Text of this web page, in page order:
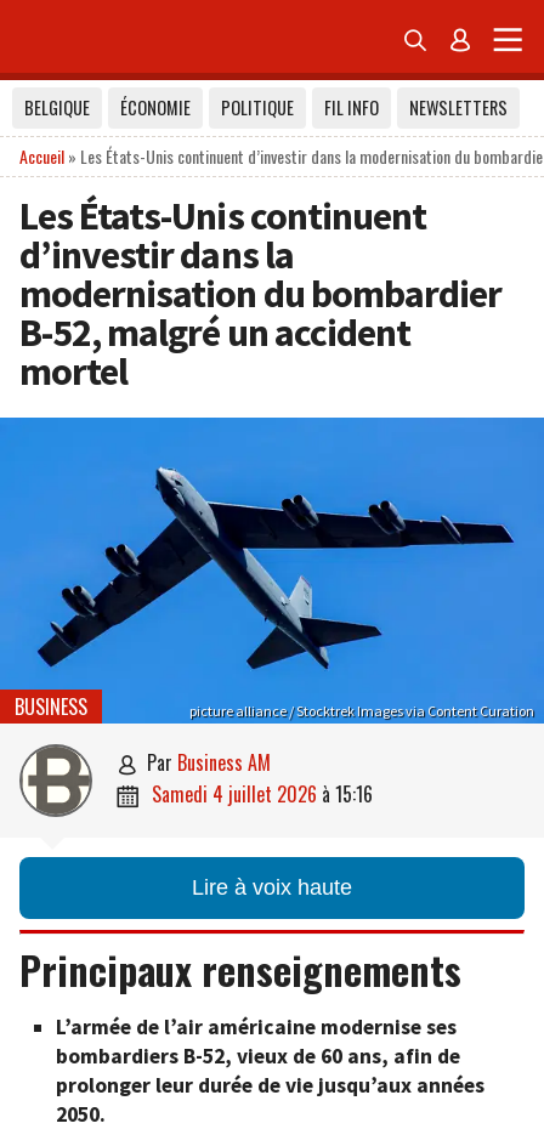
 
BELGIQUE ÉCONOMIE POLITIQUE FIL INFO
NEWSLETTERS
Accueil» Les États-Unis continuent d’investir dans la modernisation du
Les États-Unis continuent
d’investir dans la
modernisation du bombardier
B-52, malgré un accident
mortel
picture alliance / Stocktrek Images via Content Curation
BUSINESS
 par Business AM
 samedi 4 juillet 2026 à 15:16
Lire à voix haute
Principaux renseignements
L’armée de l’air américaine modernise ses
bombardiers B-52, vieux de 60 ans, afin de
prolonger leur durée de vie jusqu’aux années
2050.